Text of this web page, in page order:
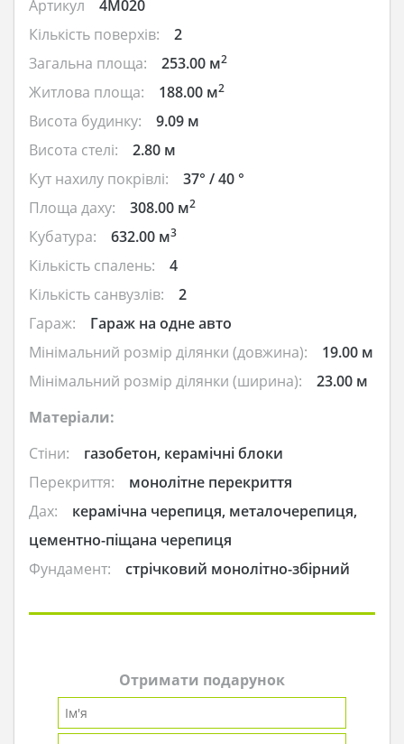
Артикул
4M020
Кількість поверхів:
2
Загальна площа:
253.00 м2
Житлова площа: 188.00 м2
Висота будинку:
9.09 м
Висота стелі:
2.80 м
Кут нахилу покрівлі:
37° / 40 °
Площа даху:
308.00 м2
Кубатура: 632.00 м3
Кількість спалень:
4
Кількість санвузлів:
2
Гараж:
Гараж на одне авто
Мінімальний розмір ділянки (довжина):
19.00 м
Мінімальний розмір ділянки (ширина):
23.00 м
Матеріали:
Стіни:
газобетон, керамічні блоки
Перекриття:
монолітне перекриття
Дах:
керамічна черепиця, металочерепиця,
цементно-піщана черепиця
Фундамент:
стрічковий монолітно-збірний
Отримати подарунок